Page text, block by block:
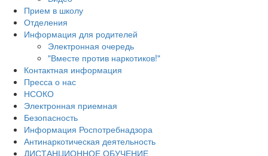
Прием в школу
Отделения
Информация для родителей
Электронная очередь
"Вместе против наркотиков!"
Контактная информация
Пресса о нас
НСОКО
Электронная приемная
Безопасность
Информация Роспотребнадзора
Антинаркотическая деятельность
ДИСТАНЦИОННОЕ ОБУЧЕНИЕ